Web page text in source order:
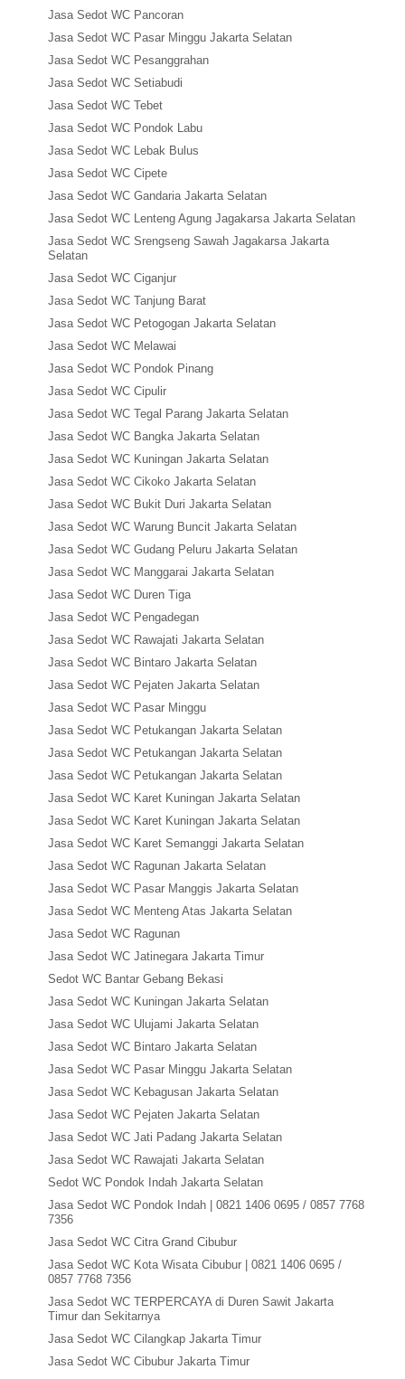
Jasa Sedot WC Pancoran
Jasa Sedot WC Pasar Minggu Jakarta Selatan
Jasa Sedot WC Pesanggrahan
Jasa Sedot WC Setiabudi
Jasa Sedot WC Tebet
Jasa Sedot WC Pondok Labu
Jasa Sedot WC Lebak Bulus
Jasa Sedot WC Cipete
Jasa Sedot WC Gandaria Jakarta Selatan
Jasa Sedot WC Lenteng Agung Jagakarsa Jakarta Selatan
Jasa Sedot WC Srengseng Sawah Jagakarsa Jakarta
Selatan
Jasa Sedot WC Ciganjur
Jasa Sedot WC Tanjung Barat
Jasa Sedot WC Petogogan Jakarta Selatan
Jasa Sedot WC Melawai
Jasa Sedot WC Pondok Pinang
Jasa Sedot WC Cipulir
Jasa Sedot WC Tegal Parang Jakarta Selatan
Jasa Sedot WC Bangka Jakarta Selatan
Jasa Sedot WC Kuningan Jakarta Selatan
Jasa Sedot WC Cikoko Jakarta Selatan
Jasa Sedot WC Bukit Duri Jakarta Selatan
Jasa Sedot WC Warung Buncit Jakarta Selatan
Jasa Sedot WC Gudang Peluru Jakarta Selatan
Jasa Sedot WC Manggarai Jakarta Selatan
Jasa Sedot WC Duren Tiga
Jasa Sedot WC Pengadegan
Jasa Sedot WC Rawajati Jakarta Selatan
Jasa Sedot WC Bintaro Jakarta Selatan
Jasa Sedot WC Pejaten Jakarta Selatan
Jasa Sedot WC Pasar Minggu
Jasa Sedot WC Petukangan Jakarta Selatan
Jasa Sedot WC Petukangan Jakarta Selatan
Jasa Sedot WC Petukangan Jakarta Selatan
Jasa Sedot WC Karet Kuningan Jakarta Selatan
Jasa Sedot WC Karet Kuningan Jakarta Selatan
Jasa Sedot WC Karet Semanggi Jakarta Selatan
Jasa Sedot WC Ragunan Jakarta Selatan
Jasa Sedot WC Pasar Manggis Jakarta Selatan
Jasa Sedot WC Menteng Atas Jakarta Selatan
Jasa Sedot WC Ragunan
Jasa Sedot WC Jatinegara Jakarta Timur
Sedot WC Bantar Gebang Bekasi
Jasa Sedot WC Kuningan Jakarta Selatan
Jasa Sedot WC Ulujami Jakarta Selatan
Jasa Sedot WC Bintaro Jakarta Selatan
Jasa Sedot WC Pasar Minggu Jakarta Selatan
Jasa Sedot WC Kebagusan Jakarta Selatan
Jasa Sedot WC Pejaten Jakarta Selatan
Jasa Sedot WC Jati Padang Jakarta Selatan
Jasa Sedot WC Rawajati Jakarta Selatan
Sedot WC Pondok Indah Jakarta Selatan
Jasa Sedot WC Pondok Indah | 0821 1406 0695 / 0857 7768
7356
Jasa Sedot WC Citra Grand Cibubur
Jasa Sedot WC Kota Wisata Cibubur | 0821 1406 0695 /
0857 7768 7356
Jasa Sedot WC TERPERCAYA di Duren Sawit Jakarta
Timur dan Sekitarnya
Jasa Sedot WC Cilangkap Jakarta Timur
Jasa Sedot WC Cibubur Jakarta Timur